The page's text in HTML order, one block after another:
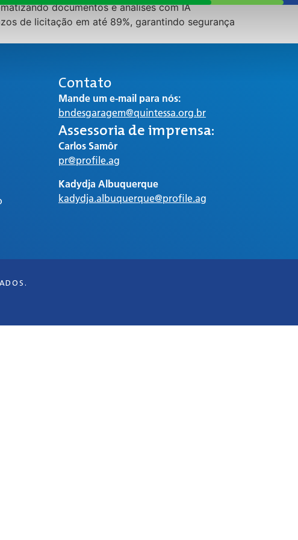
documentos e análises com IA
de licitação em até 89%, garantindo segurança
Contato
Mande um e-mail para nós:
bndesgaragem@quintessa.org.br
Assessoria de imprensa:
Carlos Samôr
pr@profile.ag
Kadydja Albuquerque
kadydja.albuquerque@profile.ag